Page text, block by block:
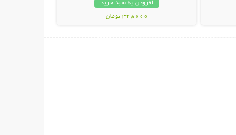
افزودن به سبد خرید
348000 تومان